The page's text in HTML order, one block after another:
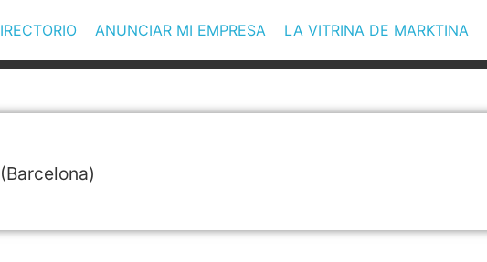
ANUNCIAR MI EMPRESA LA VITRINA DE MARKTINA